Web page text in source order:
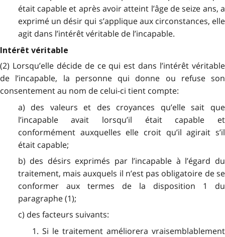
était capable et après avoir atteint l’âge de seize ans, a
exprimé un désir qui s’applique aux circonstances, elle
agit dans l’intérêt véritable de l’incapable.
Intérêt véritable
(2) Lorsqu’elle décide de ce qui est dans l’intérêt véritable
de l’incapable, la personne qui donne ou refuse son
consentement au nom de celui-ci tient compte:
a) des valeurs et des croyances qu’elle sait que
l’incapable avait lorsqu’il était capable et
conformément auxquelles elle croit qu’il agirait s’il
était capable;
b) des désirs exprimés par l’incapable à l’égard du
traitement, mais auxquels il n’est pas obligatoire de se
conformer aux termes de la disposition 1 du
paragraphe (1);
c) des facteurs suivants:
1. Si le traitement améliorera vraisemblablement